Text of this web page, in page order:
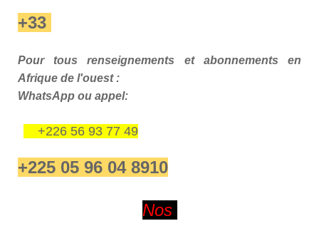
+33
Pour tous renseignements et abonnements en
Afrique de l'ouest :
WhatsApp ou appel:
+226 56 93 77 49
+225 05 96 04 8910
Nos